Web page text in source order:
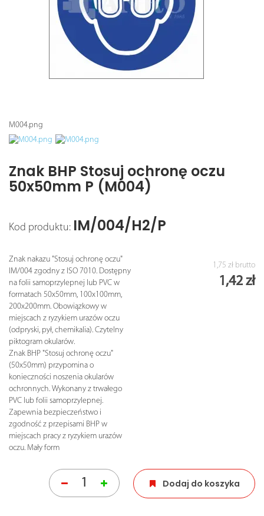
M004.png
Znak BHP Stosuj ochronę oczu
50x50mm P (M004)
Kod produktu: IM/004/H2/P
Znak nakazu "Stosuj ochronę oczu"
IM/004 zgodny z ISO 7010. Dostępny
na folii samoprzylepnej lub PVC w
formatach 50x50mm, 100x100mm,
200x200mm. Obowiązkowy w
miejscach z ryzykiem urazów oczu
(odpryski, pył, chemikalia). Czytelny
piktogram okularów.
Znak BHP "Stosuj ochronę oczu"
(50x50mm) przypomina o
konieczności noszenia okularów
ochronnych. Wykonany z trwałego
PVC lub folii samoprzylepnej.
Zapewnia bezpieczeństwo i
zgodność z przepisami BHP w
miejscach pracy z ryzykiem urazów
oczu. Mały form
1,75 zł brutto
1,42 zł
Dodaj do koszyka